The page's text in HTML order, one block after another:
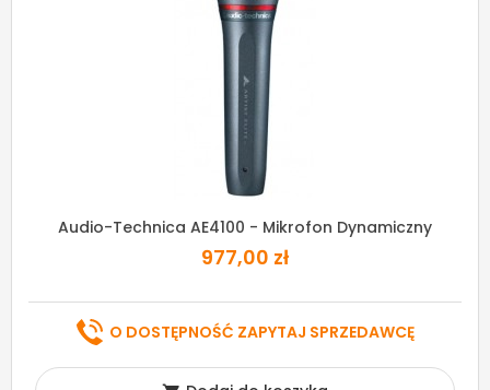
Audio-Technica AE4100 - Mikrofon Dynamiczny
977,00 zł
O DOSTĘPNOŚĆ ZAPYTAJ SPRZEDAWCĘ